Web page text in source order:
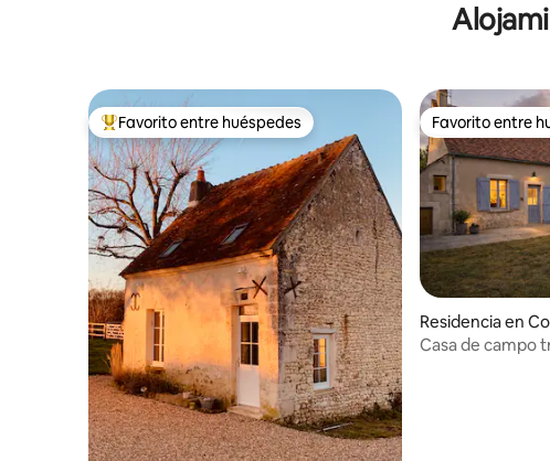
De los mejores en Favorito entre huéspedes
Favorito entre huéspedes Favorito entre
Favorito entre
Residencia en
Casa de campo